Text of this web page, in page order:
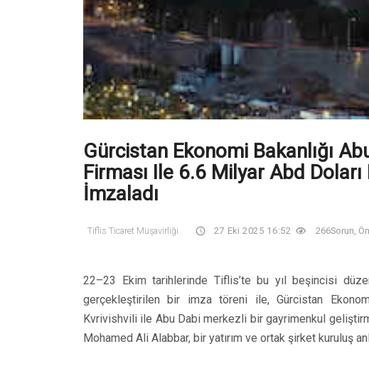
Gürcistan Ekonomi Bakanlığı
Firması Ile 6.6 Milyar Abd
İmzaladı
Tiflis Ticaret Müşavirliği 27 Eki 2025 16:52 266Sorun,
22–23 Ekim tarihlerinde Tiflis’te bu yıl beşincisi
gerçekleştirilen bir imza töreni ile, Gürcistan
Kvrivishvili ile Abu Dabi merkezli bir gayrimenkul
Mohamed Ali Alabbar, bir yatırım ve ortak şirket kuruluş